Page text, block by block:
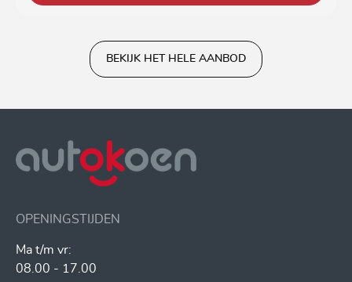
BEKIJK HET HELE AANBOD
OPENINGSTIJDEN
Ma t/m vr:
08.00 - 17.00